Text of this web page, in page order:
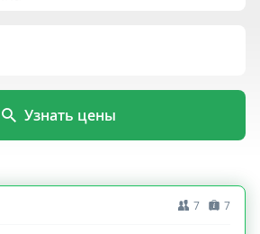
Узнать цены
7 7